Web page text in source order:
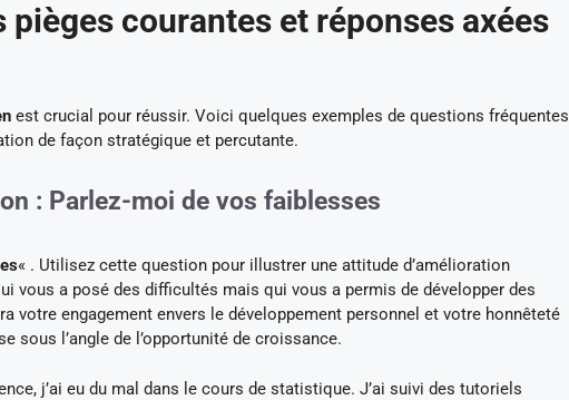
pièges courantes et réponses axées
est crucial pour réussir. Voici quelques exemples de questions fréquentes
de façon stratégique et percutante.
: Parlez-moi de vos faiblesses
« . Utilisez cette question pour illustrer une attitude d’amélioration
vous a posé des difficultés mais qui vous a permis de développer des
votre engagement envers le développement personnel et votre honnêteté
sous l’angle de l’opportunité de croissance.
j’ai eu du mal dans le cours de statistique. J’ai suivi des tutoriels